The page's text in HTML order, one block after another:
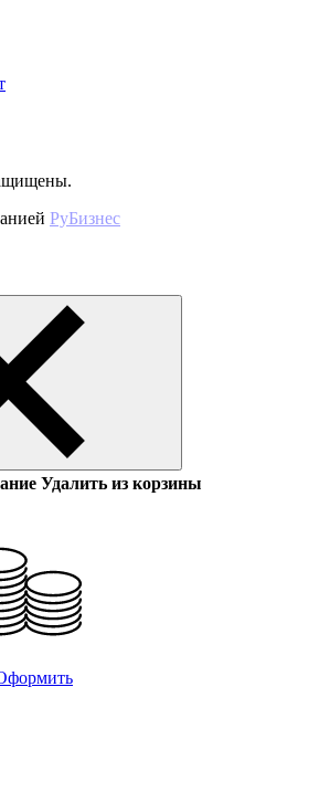
РуБизнес
Удалить из корзины